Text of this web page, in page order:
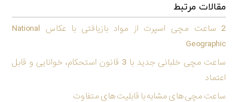
مقالات مرتبط
2 ساعت مچی اسپرت از مواد بازیافتی با عکاس National
Geographic
ساعت مچی خلبانی جدید با 3 قانون استحکام، خوانایی و قابل
اعتماد
ساعت مچی های مشابه با قابلیت های متفاوت